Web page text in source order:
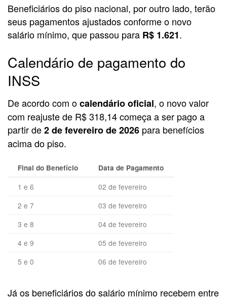
Beneficiários do piso nacional, por outro lado, terão
seus pagamentos ajustados conforme o novo
salário mínimo, que passou para R$ 1.621.
Calendário de pagamento do
INSS
De acordo com ocalendário oficial, o novo valor
com reajuste de R$ 318,14 começa a ser pago a
partir de2 de fevereiro de 2026 para benefícios
acima do piso.
Final do Benefício Data de Pagamento
1 e 6
02 de fevereiro
2 e 7
03 de fevereiro
3 e 8
04 de fevereiro
4 e 9
05 de fevereiro
5 e 0
06 de fevereiro
Já os beneficiários do salário mínimo recebem entre